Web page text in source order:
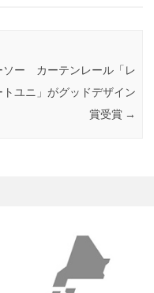
ソー カーテンレール「レ
トユニ」がグッドデザイン
賞受賞 →